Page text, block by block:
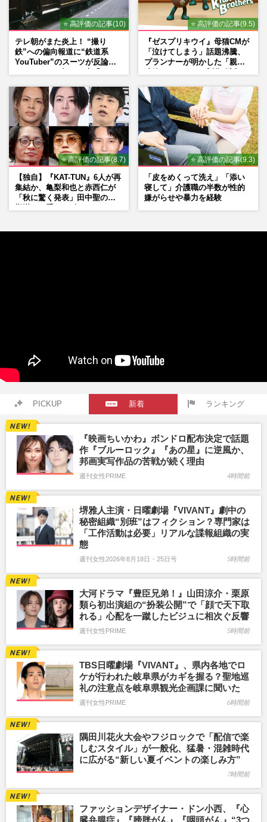
⭐ 高評価の記事(10)
テレ朝がまた炎上！ “撮り
鉄”への偏向報道に“鉄道系
YouTuber”のスーツが反論
は？」
⭐ 高評価の記事(9.5)
『ゼスプリキウイ』母猫CMが
「泣けてしまう」話題沸騰、
プランナーが明かした「親に
⭐ 高評価の記事(8.7)
【独自】『KAT-TUN』6人が再
集結か、亀梨和也と赤西仁が
「秋に驚く発表」田中聖の刑
⭐ 高評価の記事(9.3)
「皮をめくって洗え」「添い
寝して」介護職の半数が性的
嫌がらせや暴力を経験
PICKUP 新着 ランキング
『映画ちいかわ』ボンドロ配布決定で話題
作『ブルーロック』『あの星』に逆風か、
邦画実写作品の苦戦が続く理由
週刊女性PRIME 4時間前
堺雅人主演・日曜劇場『VIVANT』劇中の
秘密組織“別班”はフィクション？専門家は
「工作活動は必要」リアルな諜報組織の実
態
週刊女性2026年8月18日・25日号 5時間前
大河ドラマ『豊臣兄弟！』山田涼介・栗原
類ら初出演組の“扮装公開”で「顔で天下取
れる」心配を一蹴したビジュに相次ぐ反響
週刊女性PRIME 5時間前
TBS日曜劇場『VIVANT』、県内各地でロ
ケが行われた岐阜県がカギを握る？聖地巡
礼の注意点を岐阜県観光企画課に聞いた
週刊女性PRIME 6時間前
隅田川花火大会やフジロックで「配信で楽
しむスタイル」が一般化、猛暑・混雑時代
に広がる“新しい夏イベントの楽しみ方”
7時間前
ファッションデザイナー・ドン小西、『心